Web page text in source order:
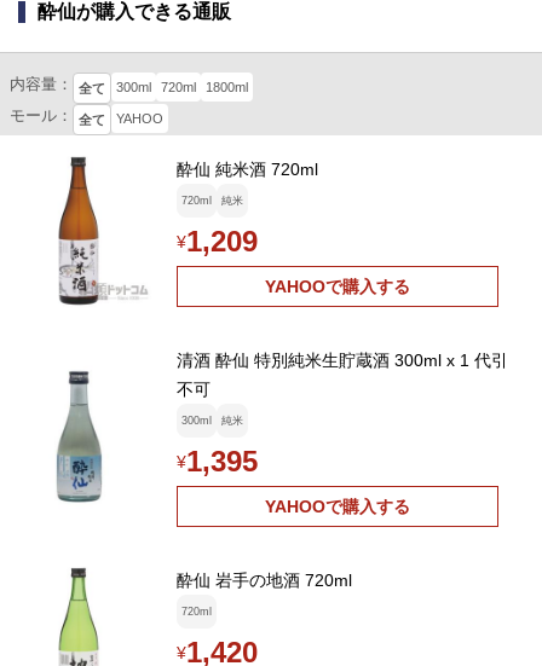
酔仙が購入できる通販
内容量： 全て 300ml 720ml 1800ml
モール： 全て YAHOO
酔仙 純米酒 720ml
720ml 純米
¥1,209
YAHOOで購入する
清酒 酔仙 特別純米生貯蔵酒 300ml x 1 代引
不可
300ml 純米
¥1,395
YAHOOで購入する
酔仙 岩手の地酒 720ml
720ml
¥1,420